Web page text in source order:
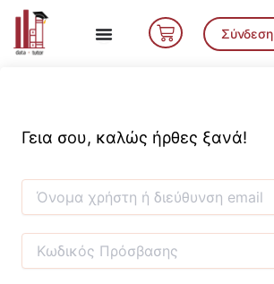
Μετάβαση
περιεχόμενο
Cart Σύνδεση
Γεια σου, καλώς ήρθες ξανά!